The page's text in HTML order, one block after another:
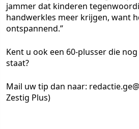
jammer dat kinderen
handwerkles meer krijgen, want
ontspannend.”
Kent u ook een 60-plusser die
staat?
Mail uw tip dan naar:
Zestig Plus)